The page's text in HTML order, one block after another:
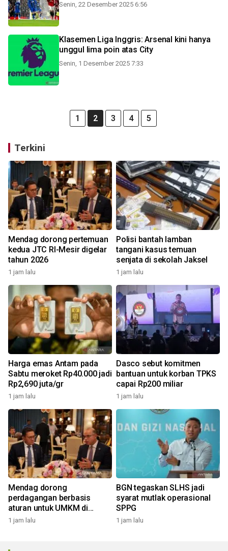
Senin, 22 Desember 2025 6:56
Klasemen Liga Inggris: Arsenal kini hanya
unggul lima poin atas City
Senin, 1 Desember 2025 7:33
1 2 3 4 5
Terkini
Mendag dorong pertemuan
kedua JTC RI-Mesir digelar
tahun 2026
1 jam lalu
Polisi bantah lamban
tangani kasus temuan
senjata di sekolah Jaksel
1 jam lalu
Harga emas Antam pada
Sabtu meroket Rp40.000 jadi
Rp2,690 juta/gr
1 jam lalu
Dasco sebut komitmen
bantuan untuk korban TPKS
capai Rp200 miliar
1 jam lalu
Mendag dorong
perdagangan berbasis
aturan untuk UMKM di
BRICS
1 jam lalu
BGN tegaskan SLHS jadi
syarat mutlak operasional
SPPG
1 jam lalu